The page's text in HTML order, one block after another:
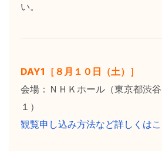
い。
DAY1［８月１０日（土）］
会場：ＮＨＫホール（東京都渋
１）
観覧申し込み方法など詳しくは